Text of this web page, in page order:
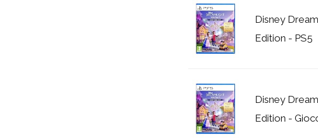
Disney
Edition - PS5
Disney
Edition -